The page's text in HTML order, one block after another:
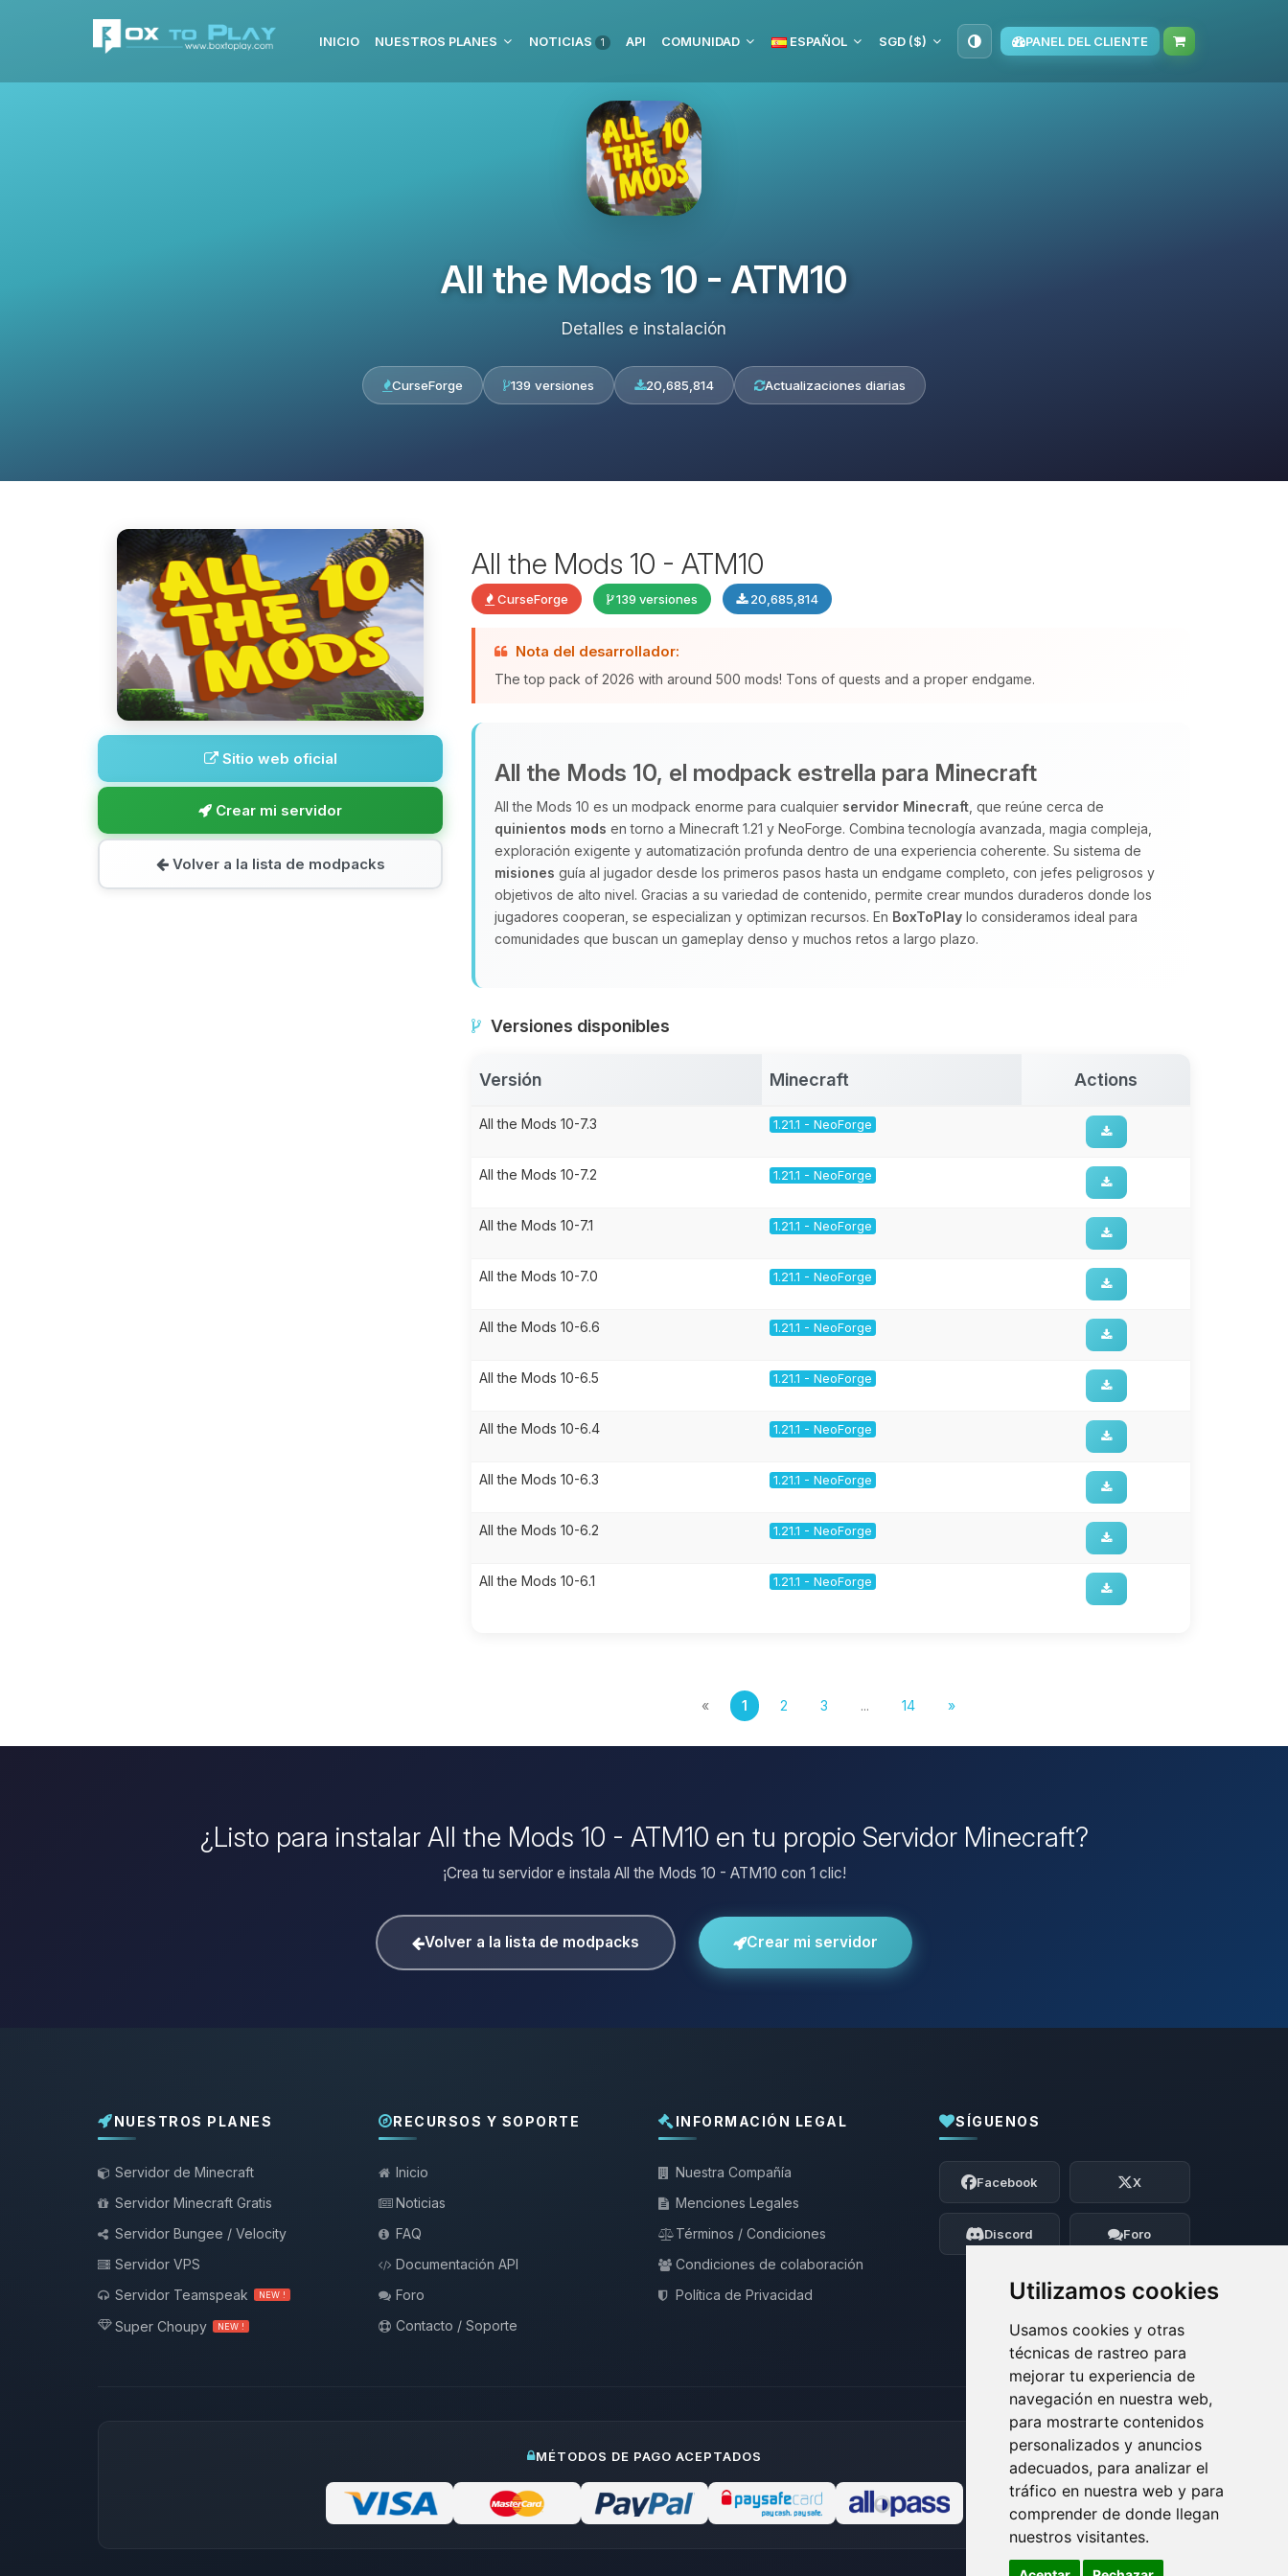
Utilizamos cookies
Usamos cookies y otras
técnicas de rastreo para
mejorar tu experiencia de
navegación en nuestra web,
para mostrarte contenidos
personalizados y anuncios
adecuados, para analizar el
tráfico en nuestra web y para
comprender de donde llegan
nuestros visitantes.
INICIO NUESTROS PLANES NOTICIAS 1 API COMUNIDAD ESPAÑOL SGD ($) PANEL DEL CLIENTE
All the Mods 10 - ATM10
Detalles e instalación
CurseForge 139 versiones 20,685,814 Actualizaciones diarias
Sitio web oficial
Crear mi servidor
Volver a la lista de modpacks
All the Mods 10 - ATM10
CurseForge 139 versiones 20,685,814
Nota del desarrollador:
The top pack of 2026 with around 500 mods! Tons of quests and a proper endgame.
All the Mods 10, el modpack estrella para Minecraft
All the Mods 10 es un modpack enorme para cualquier servidor Minecraft , que reúne cerca de
quinientos mods en torno a Minecraft 1.21 y NeoForge. Combina tecnología avanzada, magia compleja,
exploración exigente y automatización profunda dentro de una experiencia coherente. Su sistema de
misiones guía al jugador desde los primeros pasos hasta un endgame completo, con jefes peligrosos y
objetivos de alto nivel. Gracias a su variedad de contenido, permite crear mundos duraderos donde los
jugadores cooperan, se especializan y optimizan recursos. En BoxToPlay lo consideramos ideal para
comunidades que buscan un gameplay denso y muchos retos a largo plazo.
Versiones disponibles
Versión Minecraft Actions
All the Mods 10-7.3 1.21.1 - NeoForge
All the Mods 10-7.2 1.21.1 - NeoForge
All the Mods 10-7.1 1.21.1 - NeoForge
All the Mods 10-7.0 1.21.1 - NeoForge
All the Mods 10-6.6 1.21.1 - NeoForge
All the Mods 10-6.5 1.21.1 - NeoForge
All the Mods 10-6.4 1.21.1 - NeoForge
All the Mods 10-6.3 1.21.1 - NeoForge
All the Mods 10-6.2 1.21.1 - NeoForge
All the Mods 10-6.1 1.21.1 - NeoForge
« 1 2 3 ... 14 »
¿Listo para instalar All the Mods 10 - ATM10 en tu propio Servidor Minecraft?
¡Crea tu servidor e instala All the Mods 10 - ATM10 con 1 clic!
Volver a la lista de modpacks Crear mi servidor
NUESTROS PLANES
Servidor de Minecraft
Servidor Minecraft Gratis
Servidor Bungee / Velocity
Servidor VPS
Servidor Teamspeak
NEW !
Super Choupy NEW !
RECURSOS Y SOPORTE
Inicio
Noticias
FAQ
Documentación API
Foro
Contacto / Soporte
INFORMACIÓN LEGAL
Nuestra Compañía
Menciones Legales
Términos / Condiciones
Condiciones de colaboración
Política de Privacidad
SÍGUENOS
Facebook X
Discord Foro
MÉTODOS DE PAGO ACEPTADOS
Yupi, por fin alguien con quien hablar!
Soy Choupy, tu pequeno asistente de
BoxToPlay. Cuentame que necesitas y
moveré mis pequenos circuitos para
ayudarte.
06/08/2026 18:59